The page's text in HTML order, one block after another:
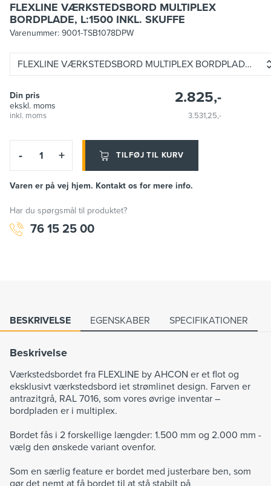
FLEXLINE VÆRKSTEDSBORD MULTIPLEX
BORDPLADE, L:1500 INKL. SKUFFE
Varenummer: 9001-TSB1078DPW
FLEXLINE VÆRKSTEDSBORD MULTIPLEX BORDPLADE,
Din pris
ekskl. moms
2.825,-
inkl. moms 3.531,25,-
- + TILFØJ TIL KURV
Varen er på vej hjem. Kontakt os for mere info.
Har du spørgsmål til produktet?
76 15 25 00
BESKRIVELSE EGENSKABER SPECIFIKATIONER
Beskrivelse
Værkstedsbordet fra FLEXLINE by AHCON er et flot og
eksklusivt værkstedsbord iet strømlinet design. Farven er
antrazitgrå, RAL 7016, som vores øvrige inventar –
bordpladen er i multiplex.
Bordet fås i 2 forskellige længder: 1.500 mm og 2.000 mm -
vælg den ønskede variant ovenfor.
Som en særlig feature er bordet med justerbare ben, som
gør det nemt at få bordet til at stå stabilt på